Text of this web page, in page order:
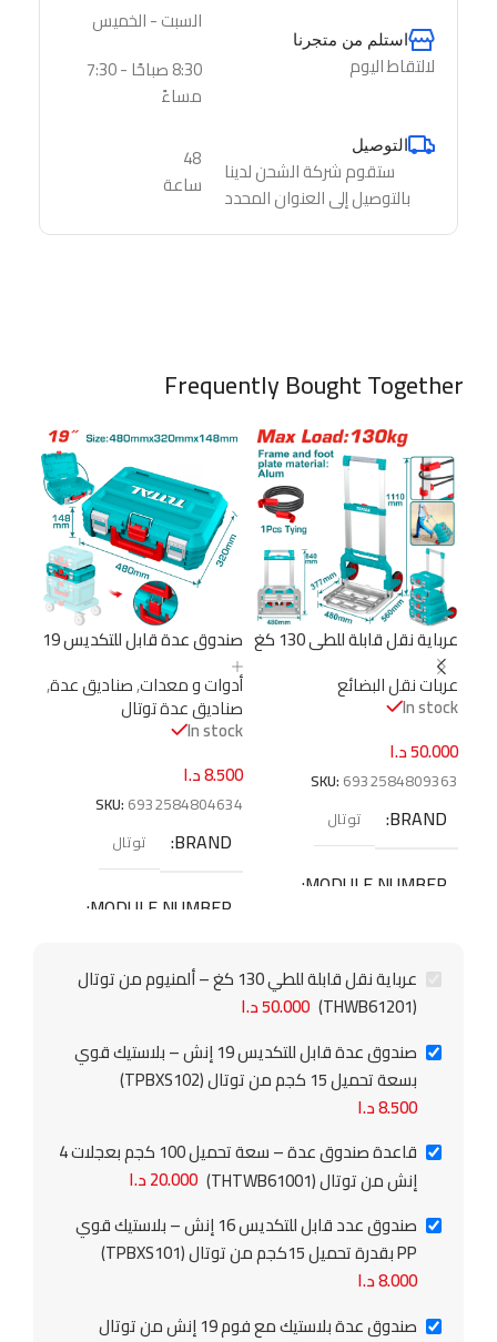
استلم من متجرنا
لالتقاط اليوم
السبت - الخميس
8:30 صباحًا - 7:30
مساءً
التوصيل
ستقوم شركة الشحن لدينا
بالتوصيل إلى العنوان المحدد
48
ساعة
Frequently Bought Together
عرباية نقل قابلة للطي 130 كغ
– ألمنيوم من توتال
(THWB61201)عربات نقل البضائع
In stock
50.000د.ا
SKU:6932584809363
BRAND توتال
MODULE NUMBER
صندوق عدة قابل للتكديس 19
إنش – بلاستيك قوي بسعة
تحميل 15 كجم من توتال
(TPBXS102)
أدوات و معدات,صناديق عدة,
صناديق عدة توتال
In stock
8.500د.ا
SKU:6932584804634
BRAND توتال
MODULE NUMBER
TPBXS102
عرباية نقل قابلة للطي 130 كغ – ألمنيوم من توتال
(THWB61201)
50.000د.ا
صندوق عدة قابل للتكديس 19 إنش – بلاستيك قوي
بسعة تحميل 15 كجم من توتال (TPBXS102)
8.500د.ا
قاعدة صندوق عدة – سعة تحميل 100 كجم بعجلات 4
إنش من توتال (THTWB61001)
20.000د.ا
صندوق عدد قابل للتكديس 16 إنش – بلاستيك قوي
PP بقدرة تحميل 15كجم من توتال (TPBXS101)
8.000د.ا
صندوق عدة بلاستيك مع فوم 19 إنش من توتال